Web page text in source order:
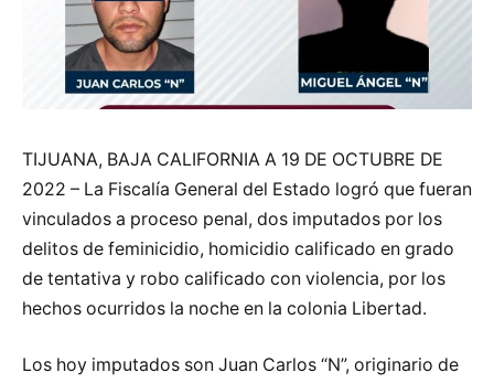
TIJUANA, BAJA CALIFORNIA A 19 DE OCTUBRE DE
2022 – La Fiscalía General del Estado logró que fueran
vinculados a proceso penal, dos imputados por los
delitos de feminicidio, homicidio calificado en grado
de tentativa y robo calificado con violencia, por los
hechos ocurridos la noche en la colonia Libertad.
Los hoy imputados son Juan Carlos “N”, originario de